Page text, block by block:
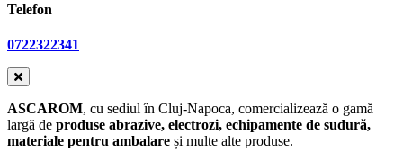
Telefon
0722322341
ASCAROM, cu sediul în Cluj-Napoca, comercializează o gamă
largă de produse abrazive, electrozi, echipamente de sudură,
materiale pentru ambalare și multe alte produse.